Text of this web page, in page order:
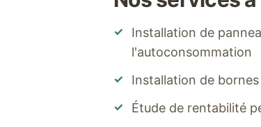
✓
Installation de
l'autoconsommation
✓ Installation de
✓ Étude de rentabilité